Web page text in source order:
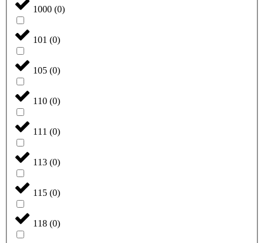
1000 (0)
101 (0)
105 (0)
110 (0)
111 (0)
113 (0)
115 (0)
118 (0)